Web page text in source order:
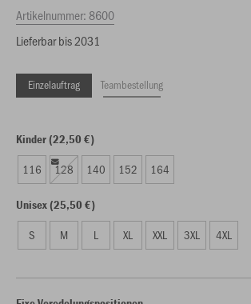
Artikelnummer:8600
Lieferbar bis 2031
Einzelauftrag Teambestellung
Kinder (22,50 €)
116 128 140 152 164
Unisex (25,50 €)
S M L XL XXL 3XL 4XL